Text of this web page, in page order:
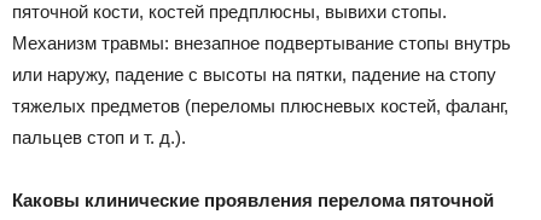
пяточной кости, костей предплюсны, вывихи стопы.
Механизм травмы: внезапное подвертывание стопы внутрь
или наружу, падение с высоты на пятки, падение на стопу
тяжелых предметов (переломы плюсневых костей, фаланг,
пальцев стоп и т. д.).
Каковы клинические проявления перелома пяточной